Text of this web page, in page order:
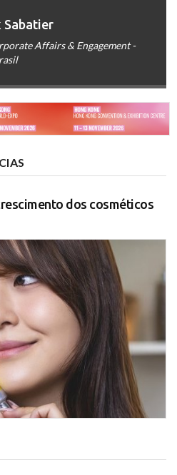
Sabatier
Affairs & Engagement -
dos cosméticos